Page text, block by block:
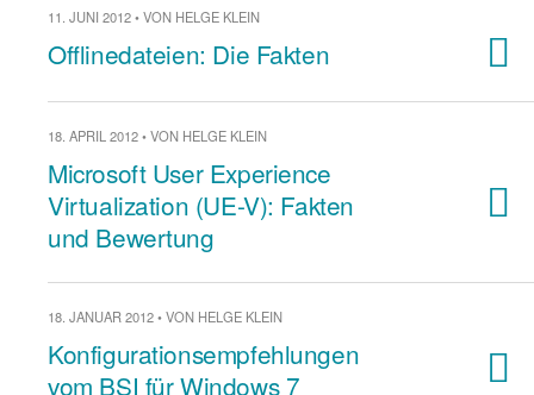
11. JUNI 2012 • VON HELGE KLEIN
Offlinedateien: Die Fakten
18. APRIL 2012 • VON HELGE KLEIN
Microsoft User Experience
Virtualization (UE-V): Fakten
und Bewertung
18. JANUAR 2012 • VON HELGE KLEIN
Konfigurationsempfehlungen
vom BSI für Windows 7